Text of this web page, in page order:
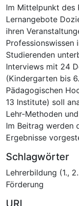
Im Mittelpunkt des
Lernangebote
ihren
Studierenden
Interviews mit 24
(Kindergarten bis
Pädagogischen
13 Institute) soll
Lehr-Methoden
Im Beitrag werden
Ergebnisse
Schlagwörter
Lehrerbildung (1.,
Förderung
URI